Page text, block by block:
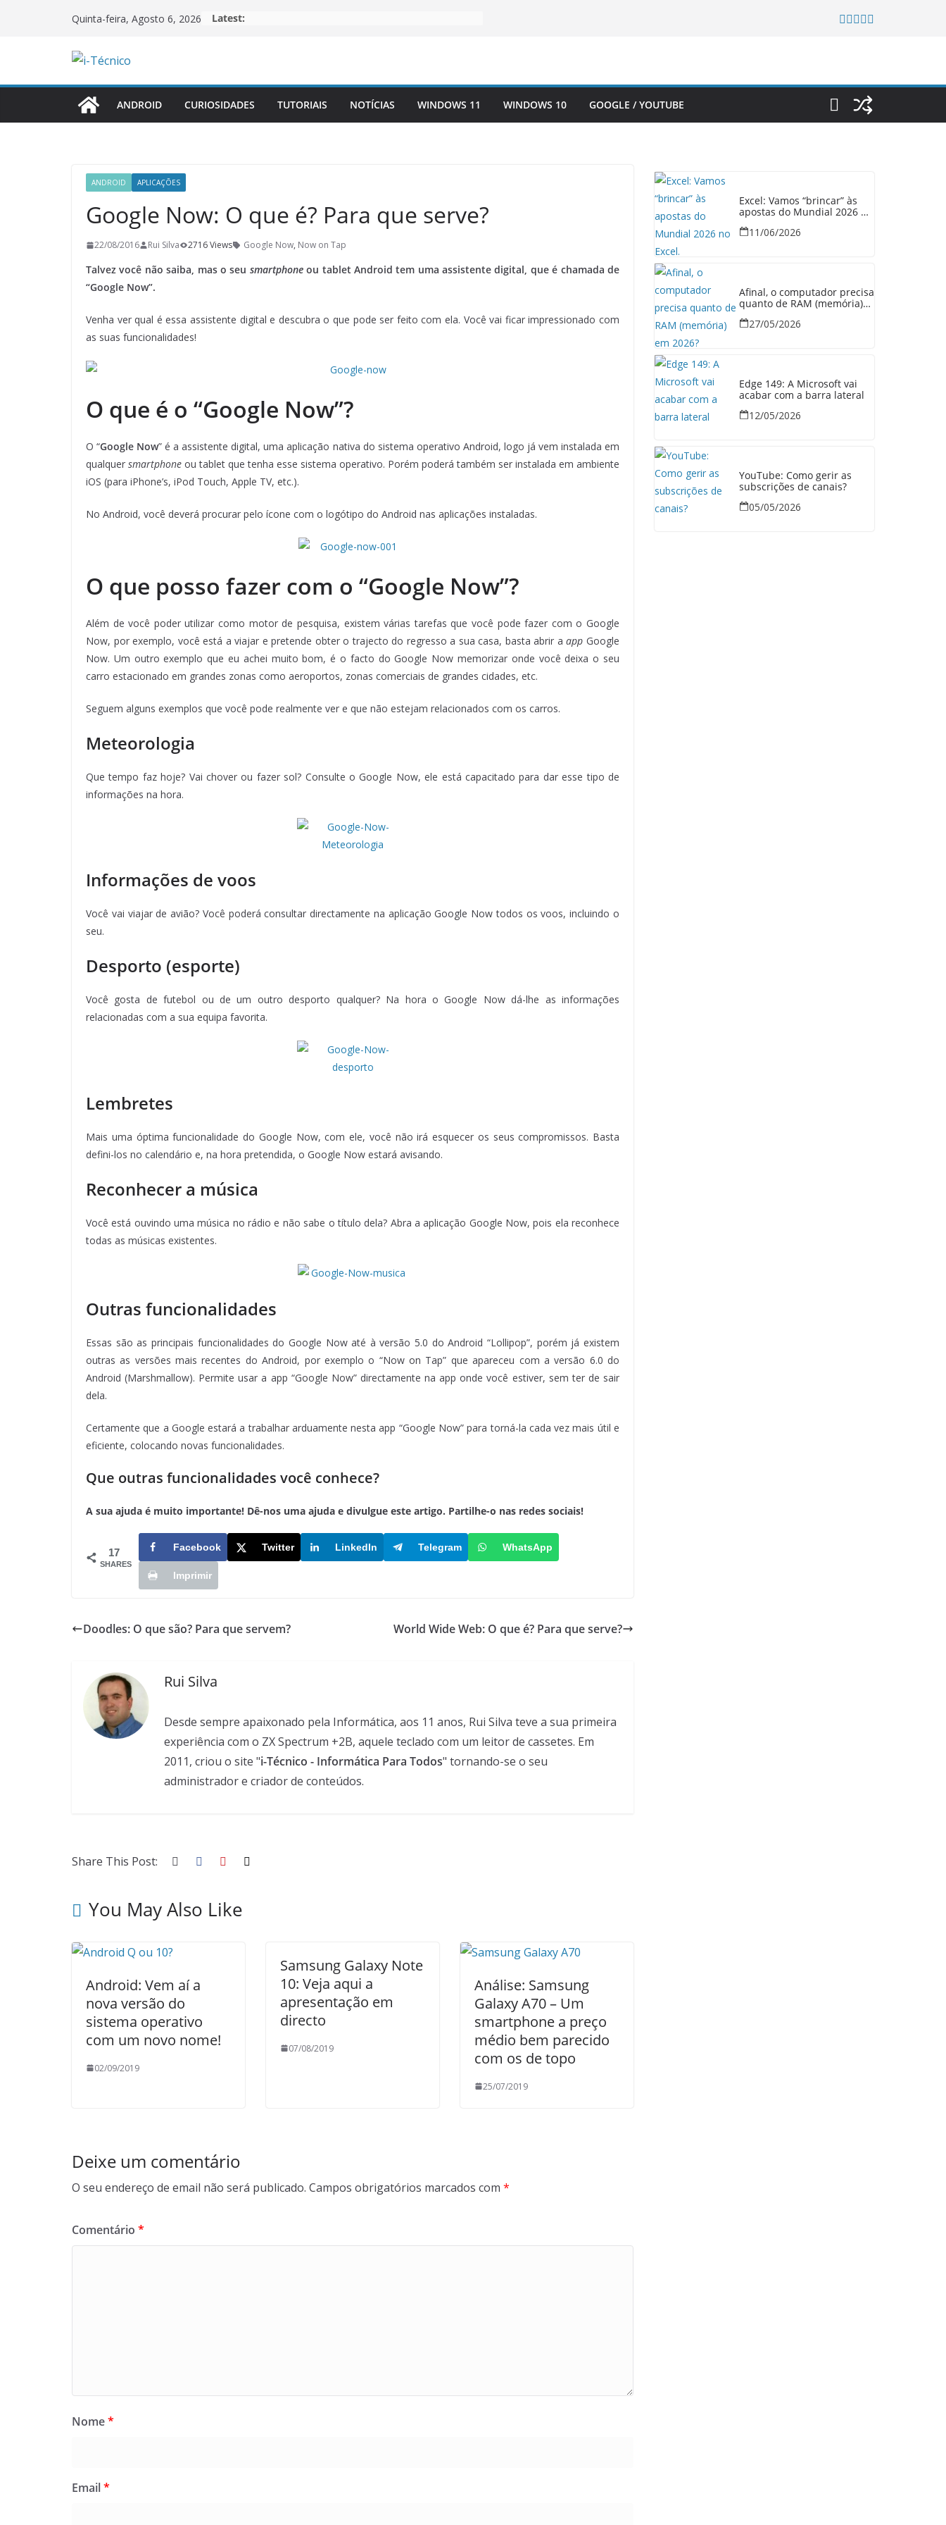
Quinta-feira, Agosto 6, 2026 Latest:
ANDROID CURIOSIDADES TUTORIAIS NOTÍCIAS WINDOWS 11 WINDOWS 10 GOOGLE / YOUTUBE
ANDROID APLICAÇÕES
Google Now: O que é? Para que serve?
22/08/2016 Rui Silva 2716 Views Google Now, Now on Tap
Talvez você não saiba, mas o seu smartphoneou tablet Android tem uma assistente digital, que é chamada de
“Google Now”.
Venha ver qual é essa assistente digital e descubra o que pode ser feito com ela. Você vai ficar impressionado com
as suas funcionalidades!
O que é o “Google Now”?
O “Google Now” é a assistente digital, uma aplicação nativa do sistema operativo Android, logo já vem instalada em
qualquer smartphone ou tablet que tenha esse sistema operativo. Porém poderá também ser instalada em ambiente
iOS (para iPhone’s, iPod Touch, Apple TV, etc.).
No Android, você deverá procurar pelo ícone com o logótipo do Android nas aplicações instaladas.
O que posso fazer com o “Google Now”?
Além de você poder utilizar como motor de pesquisa, existem várias tarefas que você pode fazer com o Google
Now, por exemplo, você está a viajar e pretende obter o trajecto do regresso a sua casa, basta abrir aapp Google
Now. Um outro exemplo que eu achei muito bom, é o facto do Google Now memorizar onde você deixa o seu
carro estacionado em grandes zonas como aeroportos, zonas comerciais de grandes cidades, etc.
Seguem alguns exemplos que você pode realmente ver e que não estejam relacionados com os carros.
Meteorologia
Que tempo faz hoje? Vai chover ou fazer sol? Consulte o Google Now, ele está capacitado para dar esse tipo de
informações na hora.
Informações de voos
Você vai viajar de avião? Você poderá consultar directamente na aplicação Google Now todos os voos, incluindo o
seu.
Desporto (esporte)
Você gosta de futebol ou de um outro desporto qualquer? Na hora o Google Now dá-lhe as informações
relacionadas com a sua equipa favorita.
Lembretes
Mais uma óptima funcionalidade do Google Now, com ele, você não irá esquecer os seus compromissos. Basta
defini-los no calendário e, na hora pretendida, o Google Now estará avisando.
Reconhecer a música
Você está ouvindo uma música no rádio e não sabe o título dela? Abra a aplicação Google Now, pois ela reconhece
todas as músicas existentes.
Outras funcionalidades
Essas são as principais funcionalidades do Google Now até à versão 5.0 do Android “Lollipop”, porém já existem
outras as versões mais recentes do Android, por exemplo o “Now on Tap” que apareceu com a versão 6.0 do
Android (Marshmallow). Permite usar a app “Google Now” directamente na app onde você estiver, sem ter de sair
dela.
Certamente que a Google estará a trabalhar arduamente nesta app “Google Now” para torná-la cada vez mais útil e
eficiente, colocando novas funcionalidades.
Que outras funcionalidades você conhece?
A sua ajuda é muito importante! Dê-nos uma ajuda e divulgue este artigo. Partilhe-o nas redes sociais!
17
SHARES
Facebook Twitter LinkedIn Telegram WhatsApp
Imprimir
Doodles: O que são? Para que servem? World Wide Web: O que é? Para que serve?
Rui Silva
Desde sempre apaixonado pela Informática, aos 11 anos, Rui Silva teve a sua primeira
experiência com o ZX Spectrum +2B, aquele teclado com um leitor de cassetes. Em
2011, criou o site "i-Técnico - Informática Para Todos" tornando-se o seu
administrador e criador de conteúdos.
Share This Post:
You May Also Like
Android: Vem aí a
nova versão do
sistema operativo
com um novo nome!
02/09/2019
Samsung Galaxy Note
10: Veja aqui a
apresentação em
directo
07/08/2019
Análise: Samsung
Galaxy A70 – Um
smartphone a preço
médio bem parecido
com os de topo
25/07/2019
Deixe um comentário
O seu endereço de email não será publicado. Campos obrigatórios marcados com *
Comentário *
Nome*
Email*
Excel: Vamos “brincar” às
apostas do Mundial 2026 no
11/06/2026
Afinal, o computador precisa
quanto de RAM (memória)
27/05/2026
Edge 149: A Microsoft vai
acabar com a barra lateral
12/05/2026
YouTube: Como gerir as
subscrições de canais?
05/05/2026